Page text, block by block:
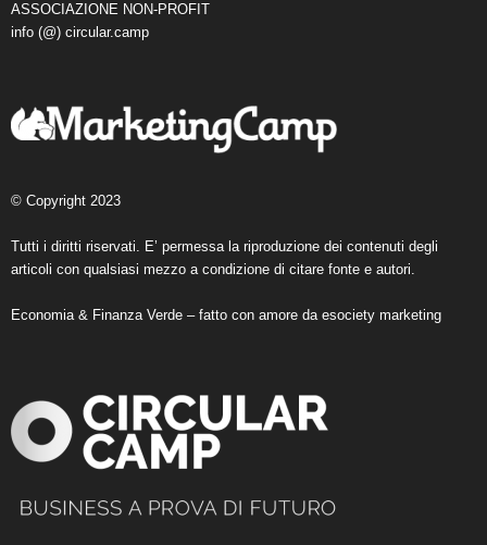
ASSOCIAZIONE NON-PROFIT
info (@) circular.camp
© Copyright 2023
Tutti i diritti riservati. E’ permessa la riproduzione dei contenuti degli
articoli con qualsiasi mezzo a condizione di citare fonte e autori.
Economia & Finanza Verde – fatto con amore da esociety marketing